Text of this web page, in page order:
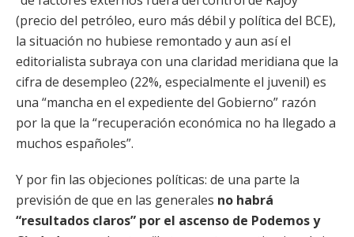
(precio del petróleo, euro más débil y política del BCE),
la situación no hubiese remontado y aun así el
editorialista subraya con una claridad meridiana que la
cifra de desempleo (22%, especialmente el juvenil) es
una “mancha en el expediente del Gobierno” razón
por la que la “recuperación económica no ha llegado a
muchos españoles”.
Y por fin las objeciones políticas: de una parte la
previsión de que en las generales no habrá
“resultados claros” por el ascenso de Podemos y